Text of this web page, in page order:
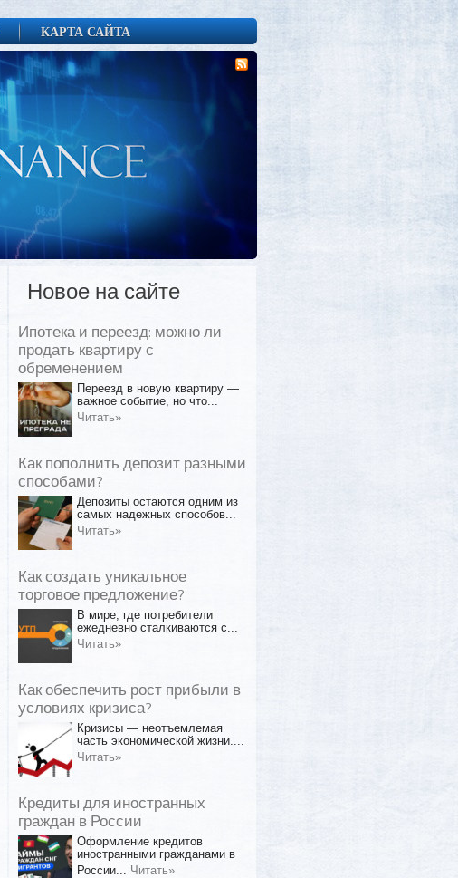
КАРТА САЙТА
Новое на сайте
Ипотека и переезд: можно ли
продать квартиру с
обременением
Переезд в новую квартиру —
важное событие, но что...
Читать»
Как пополнить депозит разными
способами?
Депозиты остаются одним из
самых надежных способов...
Читать»
Как создать уникальное
торговое предложение?
В мире, где потребители
ежедневно сталкиваются с...
Читать»
Как обеспечить рост прибыли в
условиях кризиса?
Кризисы — неотъемлемая
часть экономической жизни....
Читать»
Кредиты для иностранных
граждан в России
Оформление кредитов
иностранными гражданами в
России... Читать»